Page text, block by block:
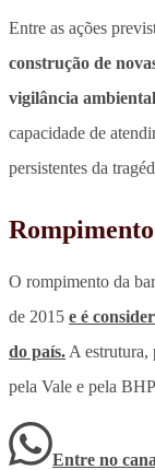
Entre as ações
construção de
vigilância
capacidade de
persistentes da
O rompimento da
de 2015 e é
do país. A estrutura,
pela Vale e pela
Entre no